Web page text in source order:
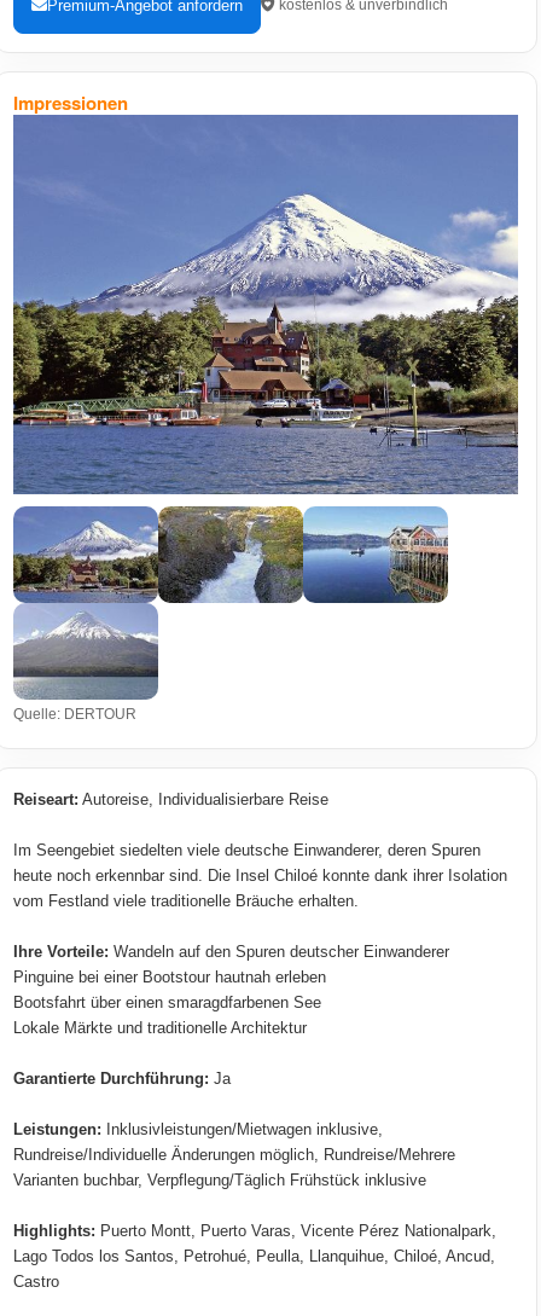
Premium-Angebot anfordern kostenlos & unverbindlich
Impressionen
Quelle: DERTOUR
Reiseart: Autoreise, Individualisierbare Reise
Im Seengebiet siedelten viele deutsche Einwanderer, deren Spuren
heute noch erkennbar sind. Die Insel Chiloé konnte dank ihrer Isolation
vom Festland viele traditionelle Bräuche erhalten.
Ihre Vorteile: Wandeln auf den Spuren deutscher Einwanderer
Pinguine bei einer Bootstour hautnah erleben
Bootsfahrt über einen smaragdfarbenen See
Lokale Märkte und traditionelle Architektur
Garantierte Durchführung: Ja
Leistungen: Inklusivleistungen/Mietwagen inklusive,
Rundreise/Individuelle Änderungen möglich, Rundreise/Mehrere
Varianten buchbar, Verpflegung/Täglich Frühstück inklusive
Highlights: Puerto Montt, Puerto Varas, Vicente Pérez Nationalpark,
Lago Todos los Santos, Petrohué, Peulla, Llanquihue, Chiloé, Ancud,
Castro